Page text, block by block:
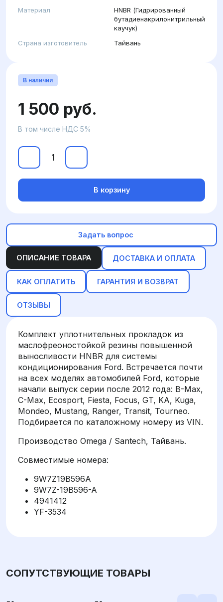
Материал
HNBR (Гидрированный
бутадиенакрилонитрильный
каучук)
Страна изготовитель
Тайвань
ОПИСАНИЕ ТОВАРА ДОСТАВКА И ОПЛАТА
КАК ОПЛАТИТЬ ГАРАНТИЯ И ВОЗВРАТ
ОТЗЫВЫ
Комплект уплотнительных прокладок из
маслофреоностойкой резины повышенной
выносливости HNBR для системы
кондиционирования Ford. Встречается почти
на всех моделях автомобилей Ford, которые
начали выпуск серии после 2012 года: B-Max,
C-Max, Ecosport, Fiesta, Focus, GT, KA, Kuga,
Mondeo, Mustang, Ranger, Transit, Tourneo.
Подбирается по каталожному номеру из VIN.
Производство Omega / Santech, Тайвань.
Совместимые номера:
9W7Z19B596A
9W7Z-19B596-A
4941412
YF-3534
В наличии
1 500 руб.
В том числе НДС 5%
В корзину
Задать вопрос
СОПУТСТВУЮЩИЕ ТОВАРЫ